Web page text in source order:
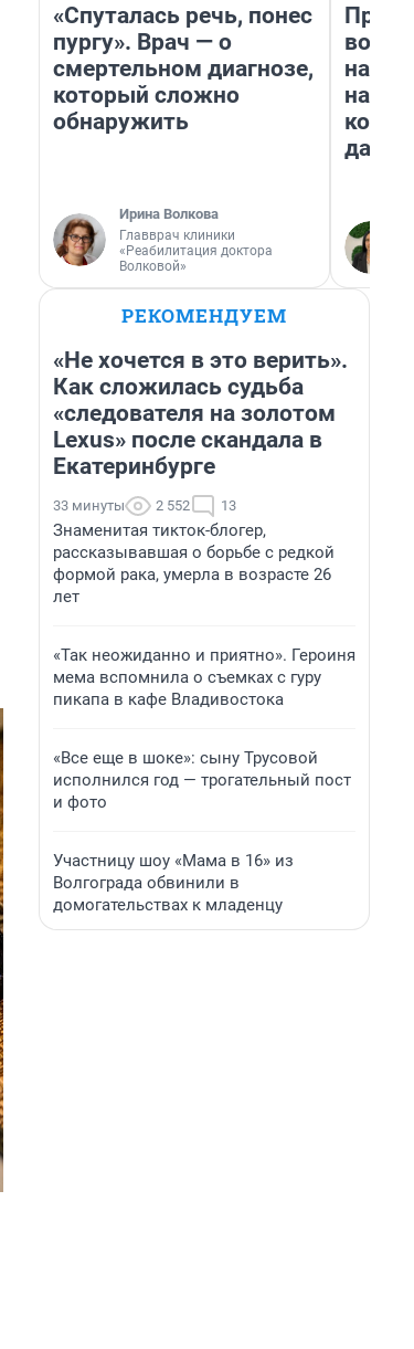
«Спуталась речь, понес
пургу». Врач — о
смертельном диагнозе,
который сложно
обнаружить
Ирина Волкова
Главврач клиники
«Реабилитация доктора
Волковой»
нам
даже
РЕКОМЕНДУЕМ
«Не хочется в это верить».
Как сложилась судьба
«следователя на золотом
Lexus» после скандала в
Екатеринбурге
33 минуты 2 552 13
Знаменитая тикток-блогер,
рассказывавшая о борьбе с редкой
формой рака, умерла в возрасте 26
лет
«Так неожиданно и приятно». Героиня
мема вспомнила о съемках с гуру
пикапа в кафе Владивостока
«Все еще в шоке»: сыну Трусовой
исполнился год — трогательный пост
и фото
Участницу шоу «Мама в 16» из
Волгограда обвинили в
домогательствах к младенцу